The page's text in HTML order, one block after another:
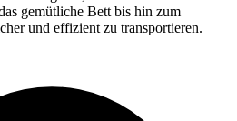
gemütliche Bett bis hin zum
und effizient zu transportieren.